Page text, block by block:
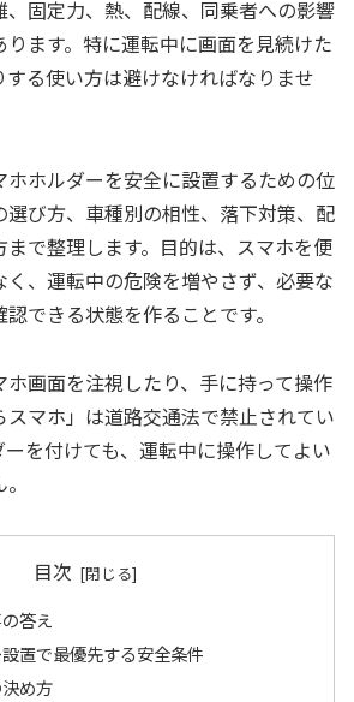
、固定力、熱、配線、同乗者への影響
ります。特に運転中に画面を見続けた
する使い方は避けなければなりませ
ホホルダーを安全に設置するための位
選び方、車種別の相性、落下対策、配
で整理します。目的は、スマホを便
、運転中の危険を増やさず、必要な
できる状態を作ることです。
画面を注視したり、手に持って操作
スマホ」は道路交通法で禁止されてい
ーを付けても、運転中に操作してよい
目次
答え
置で最優先する安全条件
め方